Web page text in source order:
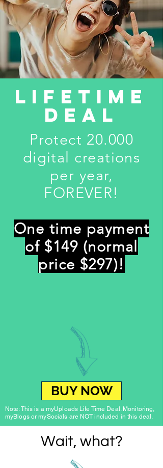
LIFETIME
DEAL
Protect 20.000
digital creations
per year,
FOREVER!
One time payment
of $149 (normal
price $297)!
BUY NOW
Note: This is a myUploads Life Time Deal. Monitoring,
myBlogs or mySocials are NOT included in this deal.
Wait, what?